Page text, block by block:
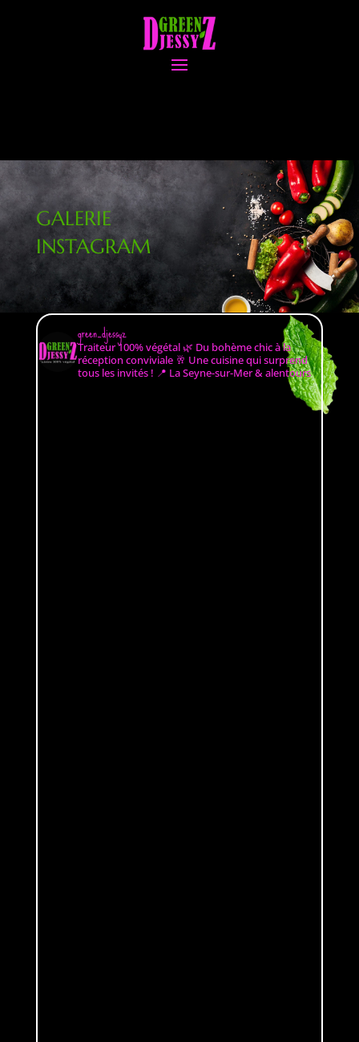
GALERIE
INSTAGRAM
green_djessyz
Traiteur 100% végétal 🌿Du bohème chic à la
réception conviviale 🥂 Une cuisine qui surprend
tous les invités ! 📍 La Seyne-sur-Mer & alentours